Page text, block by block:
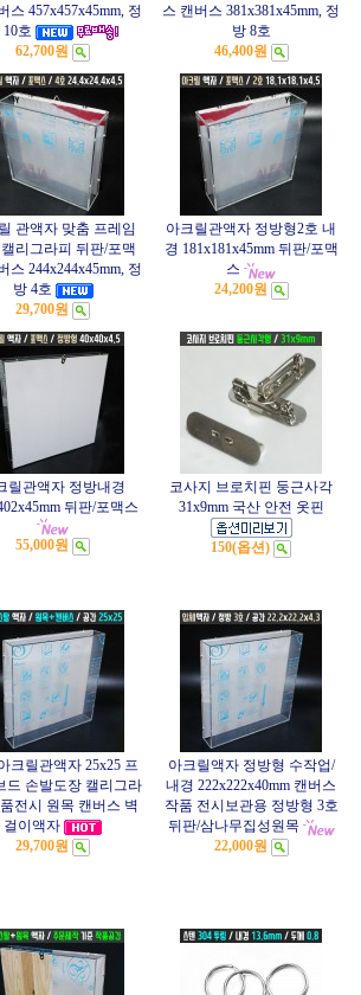
스 457x457x45mm, 정
10호
62,700원
스 캔버스 381x381x45mm, 정
방 8호
46,400원
관액자 맞춤 프레임
리그라피 뒤판/포맥
스 244x244x45mm, 정
방 4호
29,700원
아크릴관액자 정방형2호 내
경 181x181x45mm 뒤판/포맥
스
24,200원
릴관액자 정방내경
뒤판/포맥스
55,000원
코사지 브로치핀 둥근사각
31x9mm 국산 안전 옷핀
150(옵션)
크릴관액자 25x25 프
드 손발도장 캘리그라
전시 원목 캔버스 벽
걸이액자
29,700원
아크릴액자 정방형 수작업/
내경 222x222x40mm 캔버스
작품 전시보관용 정방형 3호
뒤판/삼나무집성원목
22,000원